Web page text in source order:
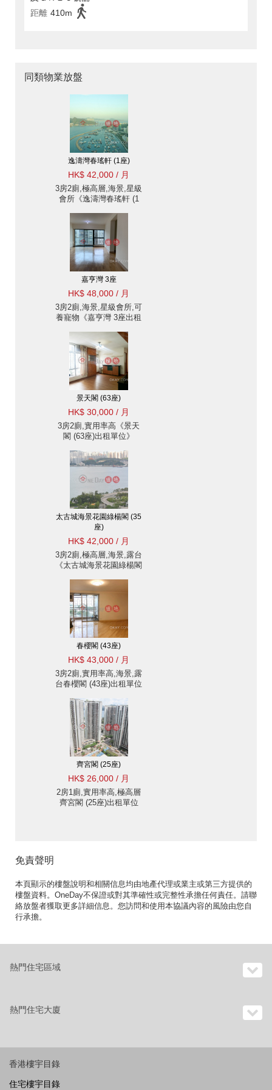
距離 410m
同類物業放盤
逸濤灣春瑤軒 (1座)
HK$ 42,000 / 月
3房2廁,極高層,海景,星級
會所《逸濤灣春瑤軒 (1
嘉亨灣 3座
HK$ 48,000 / 月
3房2廁,海景,星級會所,可
養寵物《嘉亨灣 3座出租
景天閣 (63座)
HK$ 30,000 / 月
3房2廁,實用率高《景天
閣 (63座)出租單位》
太古城海景花園綠楊閣 (35
座)
HK$ 42,000 / 月
3房2廁,極高層,海景,露台
《太古城海景花園綠楊閣
春櫻閣 (43座)
HK$ 43,000 / 月
3房2廁,實用率高,海景,露
台春櫻閣 (43座)出租單位
齊宮閣 (25座)
HK$ 26,000 / 月
2房1廁,實用率高,極高層
齊宮閣 (25座)出租單位
免責聲明
本頁顯示的樓盤說明和相關信息均由地產代理或業主或第三方提供的
樓盤資料。OneDay不保證或對其準確性或完整性承擔任何責任。請聯
絡放盤者獲取更多詳細信息。您訪問和使用本協議內容的風險由您自
行承擔。
熱門住宅區域
熱門住宅大廈
香港樓宇目錄
住宅樓宇目錄